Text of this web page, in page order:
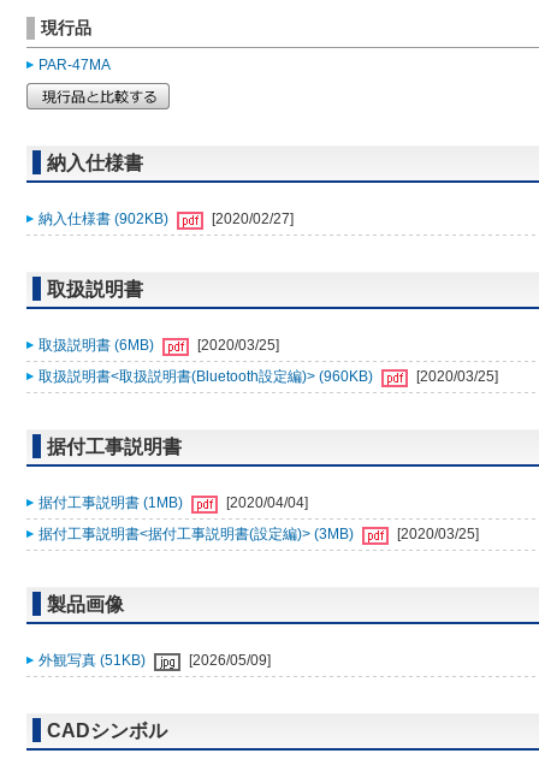
現行品
PAR-47MA
納入仕様書
納入仕様書 (902KB) [2020/02/27]
取扱説明書
取扱説明書 (6MB)
[2020/03/25]
取扱説明書<取扱説明書(Bluetooth設定編)> (960KB)
[2020/03/25]
据付工事説明書
据付工事説明書 (1MB)
[2020/04/04]
据付工事説明書<据付工事説明書(設定編)> (3MB)
[2020/03/25]
製品画像
外観写真 (51KB) [2026/05/09]
CADシンボル